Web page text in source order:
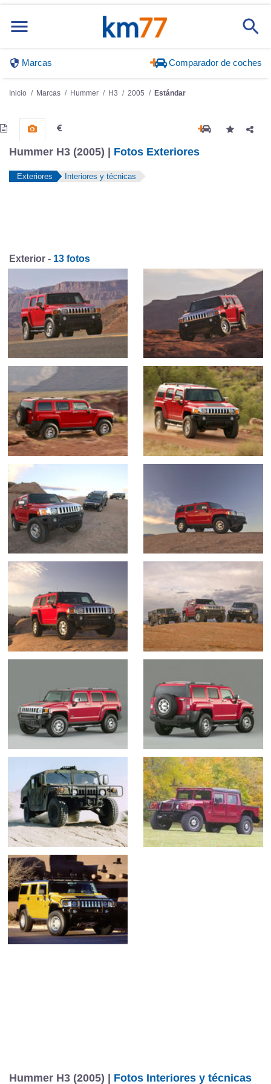
Marcas Comparador de coches
Inicio Marcas Hummer H3 2005 Estándar
Hummer H3 (2005) | Fotos Exteriores
Exteriores Interiores y técnicas
Exterior - 13 fotos
Hummer H3 (2005) | Fotos Interiores y técnicas